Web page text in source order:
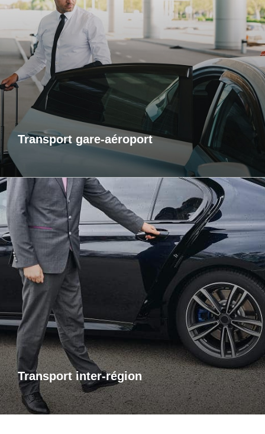
Transport gare-aéroport
Transports gare-aéroport
Pour vos départs comme pour vos retours, profitez d’un
service de transport fiable et ponctuel vers les gares et
aéroports. Je m’assure que vous arriviez à l’heure, sans
contrainte et dans un confort optimal. Que vous voyagiez
pour affaires ou pour le plaisir, laissez-moi gérer votre trajet
afin que vous puissiez vous concentrer sur l’essentiel : votre
voyage.
Transport inter-région
Transports inter-région
Pour vos trajets longue distance, je vous propose un service
de transport inter-régional fiable et confortable. Que ce soit
pour des raisons personnelles ou professionnelles,
bénéficiez d’un accompagnement adapté à vos besoins,
avec des trajets sûrs et sur mesure.